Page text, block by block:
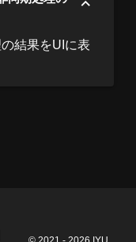
結果をUIに表